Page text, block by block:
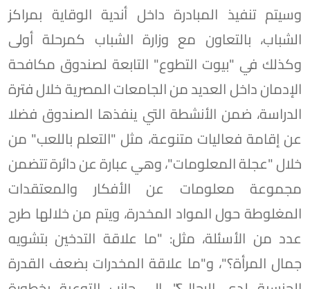
وسيتم تنفيذ المبادرة داخل أندية الوقاية بمراكز
الشباب، بالتعاون مع وزارة الشباب كمرحلة أولى
وكذلك في "بيوت التطوع" التابعة لصندوق مكافحة
الإدمان داخل العديد من الجامعات المصرية خلال فترة
الدراسة، ضمن الأنشطة التي ينفذها الصندوق فضلا
عن إقامة فعاليات متنوعة، مثل "التعلم باللعب" من
خلال "عجلة المعلومات"، وهي عبارة عن دائرة تتضمن
مجموعة معلومات عن الأفكار والمعتقدات
المغلوطة حول المواد المخدرة، ويتم من خلالها طرح
عدد من الأسئلة، مثل: "ما علاقة التدخين بتشويه
جمال المرأة؟"، و"ما علاقة المخدرات بضعف القدرة